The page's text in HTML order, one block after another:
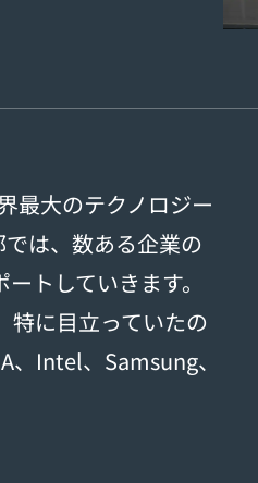
最大のテクノロジー
は、数ある企業の
トしていきます。
特に目立っていたの
、Intel、Samsung、